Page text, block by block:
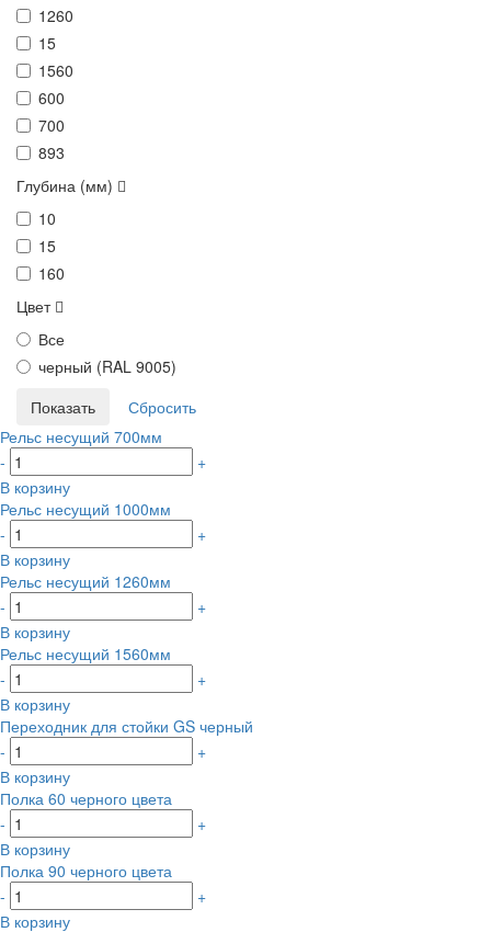
1260
15
1560
600
700
893
Глубина (мм)
10
15
160
Цвет
Все
черный (RAL 9005)
Рельс несущий 700мм
-
+
В корзину
Рельс несущий 1000мм
-
+
В корзину
Рельс несущий 1260мм
-
+
В корзину
Рельс несущий 1560мм
-
+
В корзину
Переходник для стойки GS черный
-
+
В корзину
Полка 60 черного цвета
-
+
В корзину
Полка 90 черного цвета
-
+
В корзину